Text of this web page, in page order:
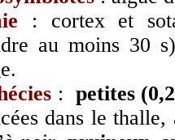
: cortex et
au moins 30
: petites
dans le thalle,